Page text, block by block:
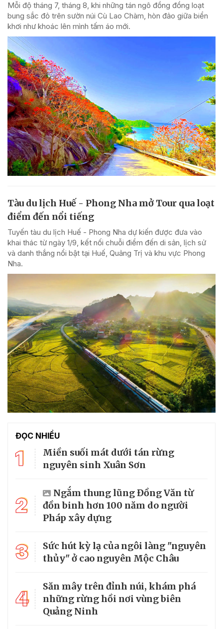
Mỗi độ tháng 7, tháng 8, khi những tán ngô đồng đồng loạt
bung sắc đỏ trên sườn núi Cù Lao Chàm, hòn đảo giữa biển
khơi như khoác lên mình tấm áo mới.
Tàu du lịch Huế - Phong Nha mở Tour qua loạt
điểm đến nổi tiếng
Tuyến tàu du lịch Huế - Phong Nha dự kiến được đưa vào
khai thác từ ngày 1/9, kết nối chuỗi điểm đến di sản, lịch sử
và danh thắng nổi bật tại Huế, Quảng Trị và khu vực Phong
Nha.
ĐỌC NHIỀU
1
Miền suối mát dưới tán rừng
nguyên sinh Xuân Sơn
2
Ngắm thung lũng Đồng Văn từ
đồn binh hơn 100 năm do người
Pháp xây dựng
3
Sức hút kỳ lạ của ngôi làng "nguyên
thủy" ở cao nguyên Mộc Châu
4
Săn mây trên đỉnh núi, khám phá
những rừng hồi nơi vùng biên
Quảng Ninh